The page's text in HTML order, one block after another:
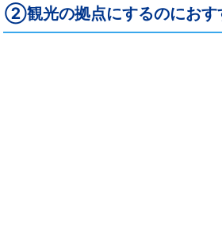
②観光の拠点にするのにおす